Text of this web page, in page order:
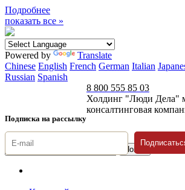
Подробнее
показать все »
Powered by
Translate
Chinese English French German Italian
Russian Spanish
Подписка на рассылку
8 800 555 85 03
Холдинг "Люди Дела"
консалтинговая